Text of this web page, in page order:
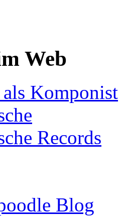
Web
Komponist
Records
Blog